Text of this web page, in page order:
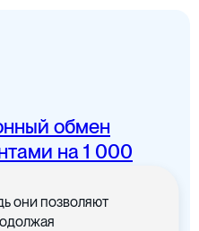
обмен
на 1 000
с
они позволяют